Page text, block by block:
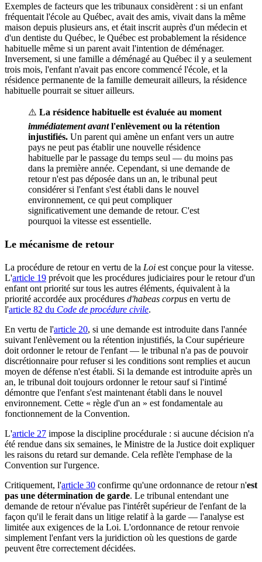
Exemples de facteurs que les tribunaux considèrent : si un enfant
fréquentait l'école au Québec, avait des amis, vivait dans la même
maison depuis plusieurs ans, et était inscrit auprès d'un médecin et
d'un dentiste du Québec, le Québec est probablement la résidence
habituelle même si un parent avait l'intention de déménager.
Inversement, si une famille a déménagé au Québec il y a seulement
trois mois, l'enfant n'avait pas encore commencé l'école, et la
résidence permanente de la famille demeurait ailleurs, la résidence
habituelle pourrait se situer ailleurs.
⚠️ La résidence habituelle est évaluée au moment
immédiatement avantl'enlèvement ou la rétention
injustifiés. Un parent qui amène un enfant vers un autre
pays ne peut pas établir une nouvelle résidence
habituelle par le passage du temps seul — du moins pas
dans la première année. Cependant, si une demande de
retour n'est pas déposée dans un an, le tribunal peut
considérer si l'enfant s'est établi dans le nouvel
environnement, ce qui peut compliquer
significativement une demande de retour. C'est
pourquoi la vitesse est essentielle.
Le mécanisme de retour
La procédure de retour en vertu de la Loi est conçue pour la vitesse.
L'article 19 prévoit que les procédures judiciaires pour le retour d'un
enfant ont priorité sur tous les autres éléments, équivalent à la
priorité accordée aux procédures d'habeas corpus en vertu de
l'article 82 du Code de procédure civile.
En vertu de l'article 20, si une demande est introduite dans l'année
suivant l'enlèvement ou la rétention injustifiés, la Cour supérieure
doit ordonner le retour de l'enfant — le tribunal n'a pas de pouvoir
discrétionnaire pour refuser si les conditions sont remplies et aucun
moyen de défense n'est établi. Si la demande est introduite après un
an, le tribunal doit toujours ordonner le retour sauf si l'intimé
démontre que l'enfant s'est maintenant établi dans le nouvel
environnement. Cette « règle d'un an » est fondamentale au
fonctionnement de la Convention.
L'article 27 impose la discipline procédurale : si aucune décision n'a
été rendue dans six semaines, le Ministre de la Justice doit expliquer
les raisons du retard sur demande. Cela reflète l'emphase de la
Convention sur l'urgence.
Critiquement, l'article 30 confirme qu'une ordonnance de retour n'est
pas une détermination de garde. Le tribunal entendant une
demande de retour n'évalue pas l'intérêt supérieur de l'enfant de la
façon qu'il le ferait dans un litige relatif à la garde — l'analyse est
limitée aux exigences de la Loi. L'ordonnance de retour renvoie
simplement l'enfant vers la juridiction où les questions de garde
peuvent être correctement décidées.